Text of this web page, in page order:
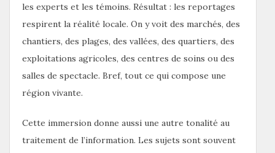
les experts et les témoins. Résultat : les reportages
respirent la réalité locale. On y voit des marchés, des
chantiers, des plages, des vallées, des quartiers, des
exploitations agricoles, des centres de soins ou des
salles de spectacle. Bref, tout ce qui compose une
région vivante.
Cette immersion donne aussi une autre tonalité au
traitement de l’information. Les sujets sont souvent